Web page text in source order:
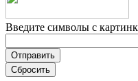
Введите символы с